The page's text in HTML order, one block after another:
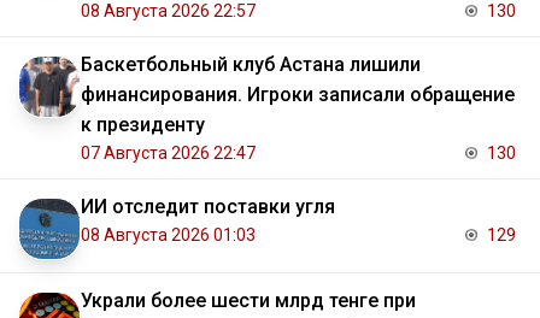
08 Августа 2026 22:57 130
Баскетбольный клуб Астана лишили
финансирования. Игроки записали обращение
к президенту
07 Августа 2026 22:47 130
ИИ отследит поставки угля
08 Августа 2026 01:03 129
Украли более шести млрд тенге при